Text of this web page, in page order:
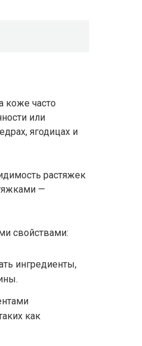
коже часто
или
ягодицах и
растяжек
—
свойствами:
ингредиенты,
как